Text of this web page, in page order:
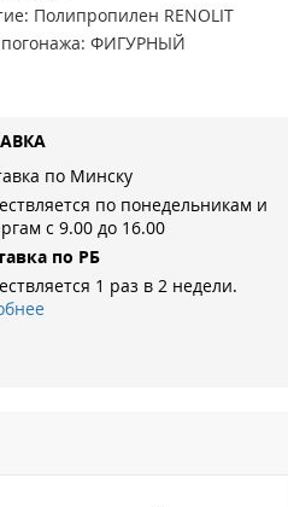
Полипропилен RENOLIT
ФИГУРНЫЙ
по Минску
по понедельникам и
с 9.00 до 16.00
по РБ
1 раз в 2 недели.